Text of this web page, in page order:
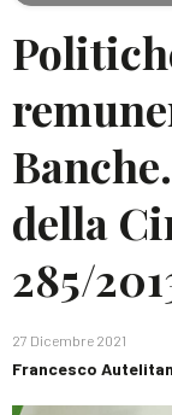
della
285/
27 Dicembre 2021
Francesco